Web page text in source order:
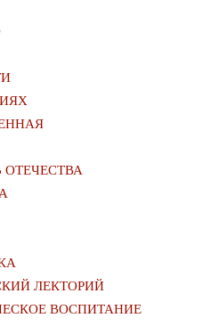
ЛЕКТОРИЙ
ВОСПИТАНИЕ